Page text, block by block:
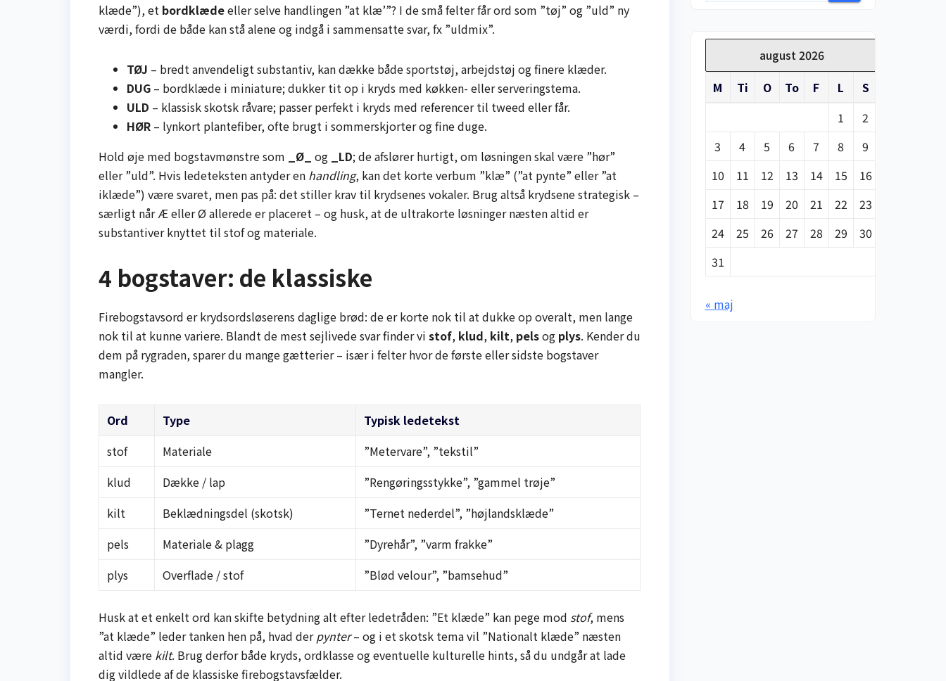
klæde”), et bordklædeeller selve handlingen ”at klæ’”? I de små felter får ord som ”tøj” og ”uld” ny
værdi, fordi de både kan stå alene og indgå i sammensatte svar, fx ”uld­mix”.
TØJ – bredt anvendeligt substantiv, kan dække både sportstøj, arbejdstøj og finere klæder.
DUG – bordklæde i miniature; dukker tit op i kryds med køkken- eller serverings­tema.
ULD – klassisk skotsk råvare; passer perfekt i kryds med referencer til tweed eller får.
HØR – lynkort plantefiber, ofte brugt i sommer­skjorter og fine duge.
Hold øje med bogstavmønstre som
_Ø_ og _LD; de afslører hurtigt, om løsningen skal være ”hør”
eller ”uld”. Hvis ledeteksten antyder en handling, kan det korte verbum ”klæ” (”at pynte” eller ”at
iklæde”) være svaret, men pas på: det stiller krav til krydsenes vokaler. Brug altså krydsene strategisk –
særligt når Æ eller Ø allerede er placeret – og husk, at de ultrakorte løsninger næsten altid er
substantiver knyttet til stof og materiale.
4 bogstaver: de klassiske
Firebogstavsord er krydsordsløserens daglige brød: de er korte nok til at dukke op overalt, men lange
nok til at kunne variere. Blandt de mest sejlivede svar finder vi stof, klud, kilt, pelsog plys. Kender du
dem på rygraden, sparer du mange gætterier – især i felter hvor de første eller sidste bogstaver
mangler.
Ord Type
Typisk ledetekst
stof
Materiale
”Metervare”, ”tekstil”
klud
Dække / lap
”Rengøringsstykke”, ”gammel trøje”
kilt
Beklædningsdel (skotsk)
”Ternet nederdel”, ”højlandsklæde”
pels
Materiale & plagg
”Dyrehår”, ”varm frakke”
plys
Overflade / stof ”Blød velour”, ”bamsehud”
Husk at et enkelt ord kan skifte betydning alt efter ledetråden: ”Et klæde” kan pege mod stof, mens
”at klæde” leder tanken hen på, hvad derpynter– og i et skotsk tema vil ”Nationalt klæde” næsten
altid være kilt. Brug derfor både kryds, ordklasse og eventuelle kulturelle hints, så du undgår at lade
dig vildlede af de klassiske firebogstavsfælder.
august 2026
M
Ti O To F L
S
1
2
3
4 5 6 7 8
9
10
11 12 13 14 15
16
17
18 19 20 21 22
23
24
25 26 27 28 29
30
31
« maj